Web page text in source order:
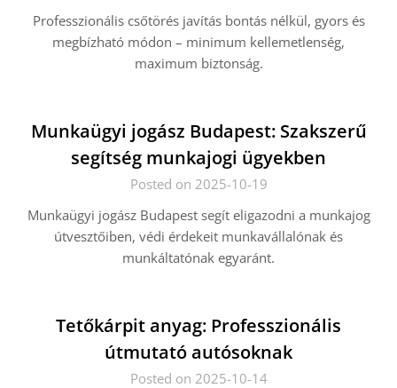
Professzionális csőtörés javítás bontás nélkül, gyors és
megbízható módon – minimum kellemetlenség,
maximum biztonság.
Munkaügyi jogász Budapest: Szakszerű
segítség munkajogi ügyekben
Posted on 2025-10-19
Munkaügyi jogász Budapest segít eligazodni a munkajog
útvesztőiben, védi érdekeit munkavállalónak és
munkáltatónak egyaránt.
Tetőkárpit anyag: Professzionális
útmutató autósoknak
Posted on 2025-10-14